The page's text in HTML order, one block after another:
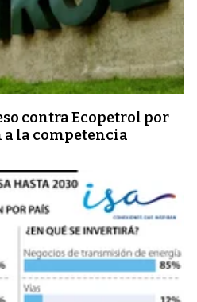
contra Ecopetrol por
la competencia